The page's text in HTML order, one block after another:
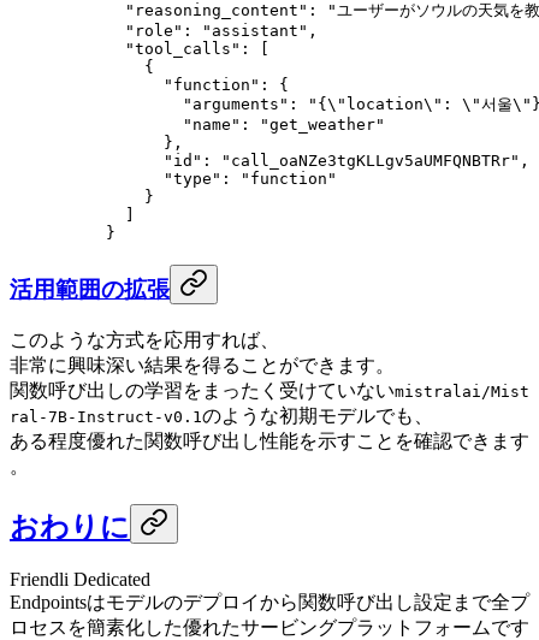
  "reasoning_content"
:
"ユーザーがソウルの天気を
  "role"
: "assistant" ,
  "tool_calls"
: [
    {
      "function"
: {
        "arguments"
: "{ \" location\" : \"서울\"
        "name"
:
"get_weather"
      },
      "id"
: "call_oaNZe3tgKLLgv5aUMFQNBTRr" ,
      "type"
:
"function"
    }
}
活用範囲の拡張
このような方式を応用すれば、
非常に興味深い結果を得ることができます。
関数呼び出しの学習をまったく受けていないmistralai/Mist
ral-7B-Instruct-v0.1 のような初期モデルでも、
ある程度優れた関数呼び出し性能を示すことを確認できます
。
おわりに
Friendli Dedicated
Endpointsはモデルのデプロイから関数呼び出し設定まで全プ
ロセスを簡素化した優れたサービングプラットフォームです